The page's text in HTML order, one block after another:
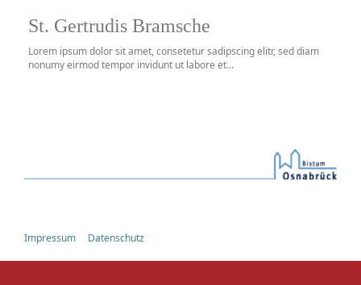
St. Gertrudis Bramsche
Lorem ipsum dolor sit amet, consetetur sadipscing elitr, sed diam
nonumy eirmod tempor invidunt ut labore et...
Impressum Datenschutz